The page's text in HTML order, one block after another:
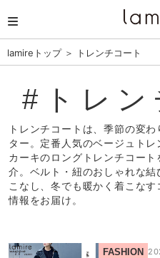
lamireトップ＞ トレンチコート
#トレン
トレンチコートは、季節の変
ター。定番人気のベージュト
カーキのロングトレンチコー
介。ベルト・紐のおしゃれな
こなし、冬でも暖かく着こな
情報をお届け。
FASHION